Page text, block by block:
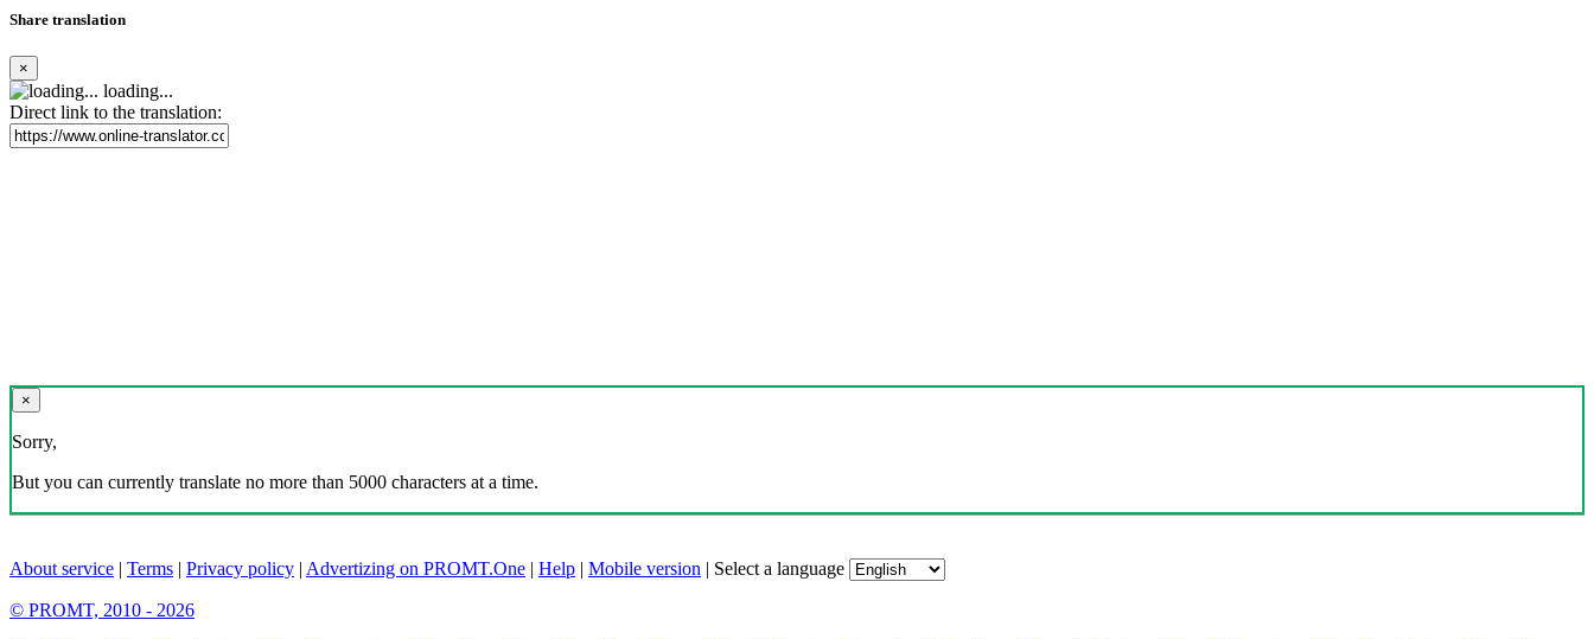
Share translation
×
loading...
Direct link to the translation:
×
Sorry,
But you can currently translate no more than 5000 characters at a time.
About service | Terms | Privacy policy | Advertizing on PROMT.One | Help | Mobile version | Select a language
© PROMT, 2010 - 2026